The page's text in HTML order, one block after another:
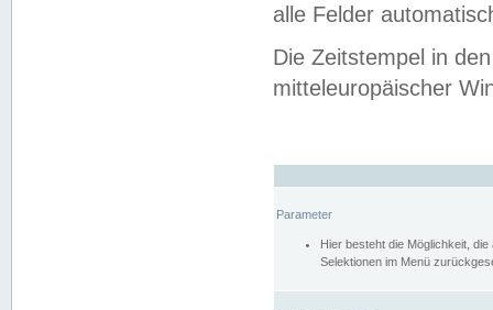
alle Felder
Die Zeitstempel in
mitteleuropäischer
Parameter
Hier besteht die Möglichkeit,
Selektionen im Menü